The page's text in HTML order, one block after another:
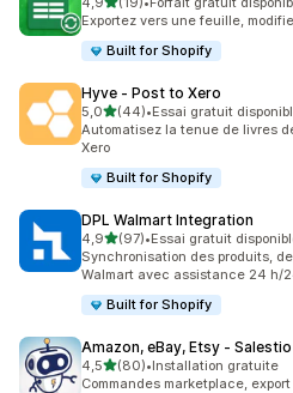
19 avis au total
Exportez vers une feuille,
Built for Shopify
Hyve ‑ Post to Xero
5,0étoile(s) sur 5
(44)
44 avis au total
•Essai gratuit
Automatisez la tenue de livres
Xero
Built for Shopify
DPL Walmart Integration
4,9étoile(s) sur 5
(97)
97 avis au total
•Essai gratuit
Synchronisation des produits,
Walmart avec assistance 24 h/
Built for Shopify
Amazon, eBay, Etsy ‑ Salestio
4,5étoile(s) sur 5
(80)
80 avis au total
•Installation gratuite
Commandes marketplace,